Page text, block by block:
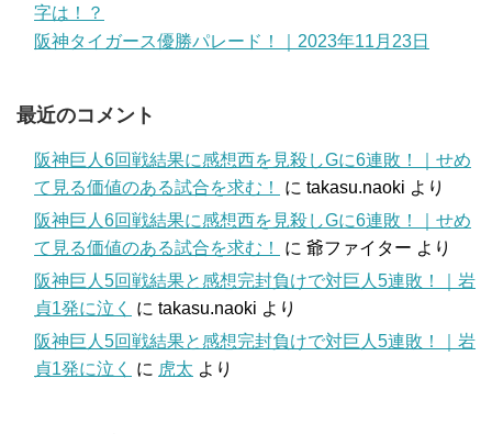
字は！？
阪神タイガース優勝パレード！｜2023年11月23日
最近のコメント
阪神巨人6回戦結果に感想西を見殺しGに6連敗！｜せめ
て見る価値のある試合を求む！
に takasu.naoki より
阪神巨人6回戦結果に感想西を見殺しGに6連敗！｜せめ
て見る価値のある試合を求む！
に 爺ファイター より
阪神巨人5回戦結果と感想完封負けで対巨人5連敗！｜岩
貞1発に泣く
に takasu.naoki より
阪神巨人5回戦結果と感想完封負けで対巨人5連敗！｜岩
貞1発に泣く
に 虎太 より